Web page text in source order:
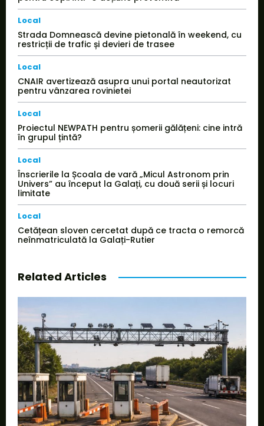
Local
Strada Domnească devine pietonală în weekend, cu
restricții de trafic și devieri de trasee
Local
CNAIR avertizează asupra unui portal neautorizat
pentru vânzarea rovinietei
Local
Proiectul NEWPATH pentru șomerii gălățeni: cine intră
în grupul țintă?
Local
Înscrierile la Școala de vară „Micul Astronom prin
Univers” au început la Galați, cu două serii și locuri
limitate
Local
Cetățean sloven cercetat după ce tracta o remorcă
neînmatriculată la Galați-Rutier
Related Articles